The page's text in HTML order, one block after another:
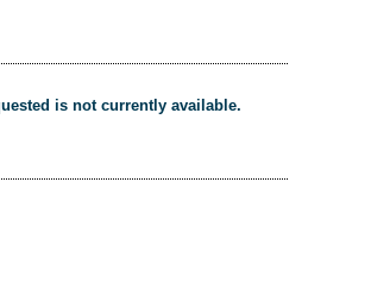
is not currently available.